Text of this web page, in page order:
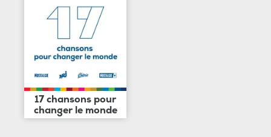
17 chansons pour
changer le monde